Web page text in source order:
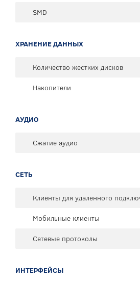
SMD
ХРАНЕНИЕ ДАННЫХ
Количество жестких дисков
Накопители
АУДИО
Сжатие аудио
СЕТЬ
Клиенты для удаленного
Мобильные клиенты
Сетевые протоколы
ИНТЕРФЕЙСЫ